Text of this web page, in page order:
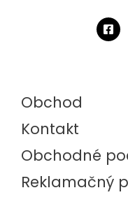
Obchod
Kontakt
Obchodné
Reklamačný